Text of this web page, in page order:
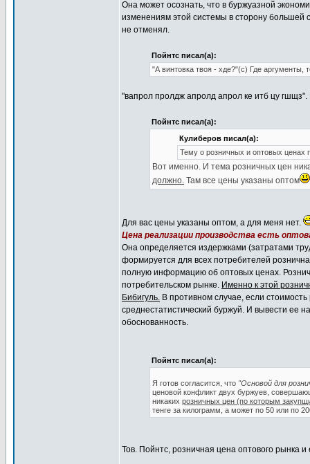
Она может осознать, что в буржуазной
изменениям этой системы в сторону большей
не отменял.
Пойнтс писал(а):
"А винтовка твоя - хде?"(с) Где аргументы,
"вапрол пролдж апролд апрол ке итб цу
Пойнтс писал(а):
Кулиберов писал(а):
Тему о розничных и оптовых ценах
Вот именно. И тема розничных цен
должно. Там все цены указаны оптом
Для вас цены указаны оптом, а для меня нет.
Цена реализации производства есть
Она определяется издержками (затратами
формируется для всех потребителей
полную информацию об оптовых ценах.
потребительском рынке. Именно к этой
Бибигуль. В противном случае, если
среднестатистический буржуй. И вывести ее
обоснованность.
Пойнтс писал(а):
Я готов согласится, что "Основой для
ценовой конфликт двух буржуев,
никаких розничных цен (по которым
тенге за килограмм, а может по 50 или по
Тов. Пойнтс, розничная цена оптового рынка